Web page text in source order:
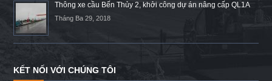
Thông xe cầu Bến Thủy 2, khởi công dự án nâng cấp QL1A
Tháng Ba 29, 2018
KẾT NỐI VỚI CHÚNG TÔI